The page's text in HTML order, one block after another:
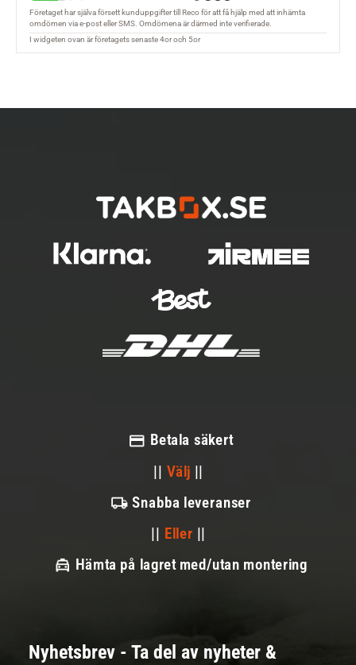
Betala säkert
|| Välj ||
Snabba leveranser
|| Eller ||
Hämta på lagret med/utan montering
Nyhetsbrev - Ta del av nyheter &